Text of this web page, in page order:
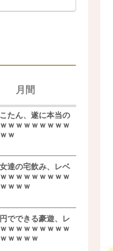
たん、遂に本当の
ｗｗｗｗｗｗｗｗ
ｗ
達の宅飲み、レベ
ｗｗｗｗｗｗｗｗ
ｗｗｗ
でできる豪遊、レ
ｗｗｗｗｗｗｗｗ
ｗｗｗｗ
月間
松本若菜(42歳)とかいう突然
た美人おばさん女優ｗｗｗｗ
ｗ
鬼越トマホーク良ちゃん、吉
事実上のクビにｗｗｗ
【画像】キモいオジサンが着
服一覧がこちらｗｗｗｗｗｗ
ｗ